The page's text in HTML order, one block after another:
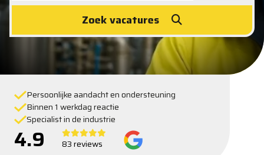
Zoek vacatures
Persoonlijke aandacht en ondersteuning
Binnen 1 werkdag reactie
Specialist in de industrie
4.9 83 reviews